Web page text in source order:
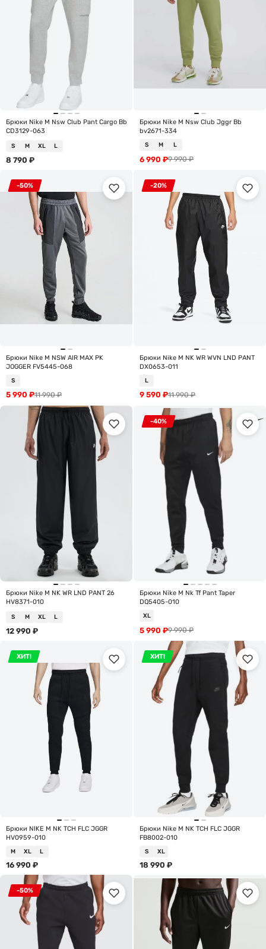
Брюки Nike M Nsw Club Pant Cargo Bb
CD3129-063
S M XL L
8 790 ₽
Брюки Nike M Nsw Club Jggr Bb
bv2671-334
S M L
9 990₽
6 990 ₽
-50%
Брюки Nike M NSW AIR MAX PK
JOGGER FV5445-068
S
11 990₽
5 990 ₽
-20%
Брюки Nike M NK WR WVN LND PANT
DX0653-011
L
11 990₽
9 590 ₽
Брюки Nike M NK WR LND PANT 26
HV8371-010
S M XL L
12 990 ₽
-40%
Брюки Nike M Nk Tf Pant Taper
DQ5405-010
XL
9 990₽
5 990 ₽
ХИТ!
Брюки NIKE M NK TCH FLC JGGR
HV0959-010
M XL L
16 990 ₽
ХИТ!
Брюки Nike M NK TCH FLC JGGR
FB8002-010
S XL
18 990 ₽
-50%